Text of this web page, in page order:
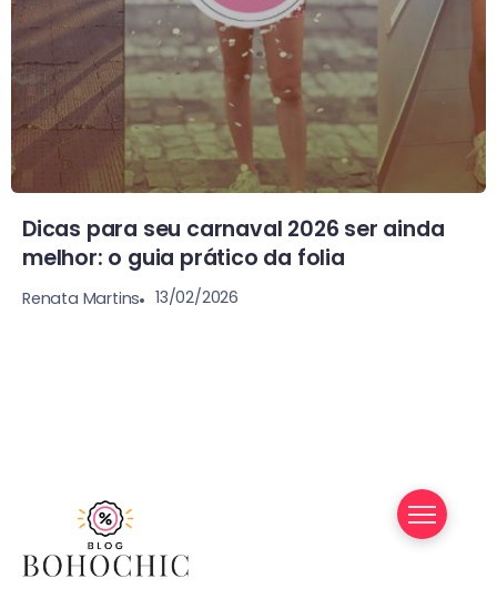
Dicas para seu carnaval 2026 ser ainda
melhor: o guia prático da folia
Renata Martins 13/02/2026